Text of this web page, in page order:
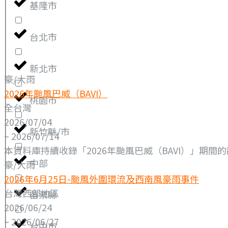
基隆市
台北市
新北市
桃園市
新竹縣/市
中部
苗栗縣
豪/大雨
2026年颱風巴威（BAVI）
全台灣
2026/07/04
~ 2026/07/14
本資料庫持續收錄「2026年颱風巴威（BAVI）」期間
豪/大雨
2026年6月25日-颱風外圍環流及西南風豪雨事件
台灣西部地區
2026/06/24
~ 2026/06/27